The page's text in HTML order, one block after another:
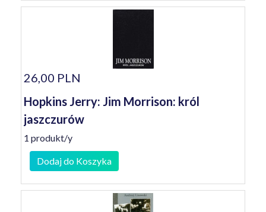
26,00 PLN
Hopkins Jerry: Jim Morrison: król
jaszczurów
1 produkt/y
Dodaj do Koszyka